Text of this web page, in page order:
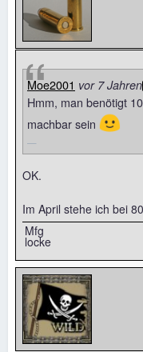
Moe2001 vor 7 Jahren
Hmm, man benötigt
machbar sein 🙂
OK.
Im April stehe ich bei
Mfg
locke